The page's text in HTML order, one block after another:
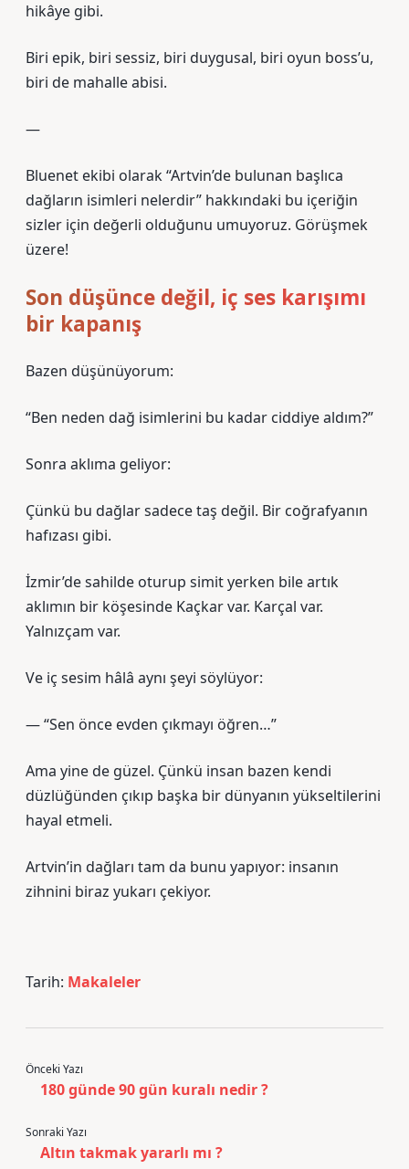
hikâye gibi.
Biri epik, biri sessiz, biri duygusal, biri oyun boss’u,
biri de mahalle abisi.
—
Bluenet ekibi olarak “Artvin’de bulunan başlıca
dağların isimleri nelerdir” hakkındaki bu içeriğin
sizler için değerli olduğunu umuyoruz. Görüşmek
üzere!
Son düşünce değil, iç ses karışımı
bir kapanış
Bazen düşünüyorum:
“Ben neden dağ isimlerini bu kadar ciddiye aldım?”
Sonra aklıma geliyor:
Çünkü bu dağlar sadece taş değil. Bir coğrafyanın
hafızası gibi.
İzmir’de sahilde oturup simit yerken bile artık
aklımın bir köşesinde Kaçkar var. Karçal var.
Yalnızçam var.
Ve iç sesim hâlâ aynı şeyi söylüyor:
— “Sen önce evden çıkmayı öğren…”
Ama yine de güzel. Çünkü insan bazen kendi
düzlüğünden çıkıp başka bir dünyanın yükseltilerini
hayal etmeli.
Artvin’in dağları tam da bunu yapıyor: insanın
zihnini biraz yukarı çekiyor.
Tarih: Makaleler
Önceki Yazı
180 günde 90 gün kuralı nedir ?
Sonraki Yazı
Altın takmak yararlı mı ?